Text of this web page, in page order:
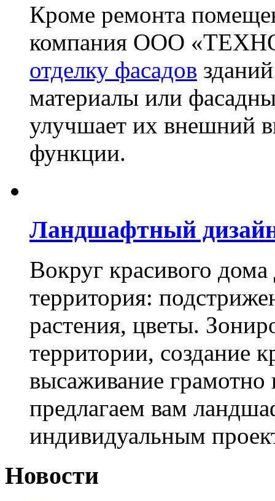
Кроме ремонта
компания ООО
отделку фасадов
материалы или
улучшает их внешний
функции.
Ландшафтный
Вокруг красивого
территория:
растения, цветы.
территории, создание
высаживание
предлагаем вам
индивидуальным
Новости